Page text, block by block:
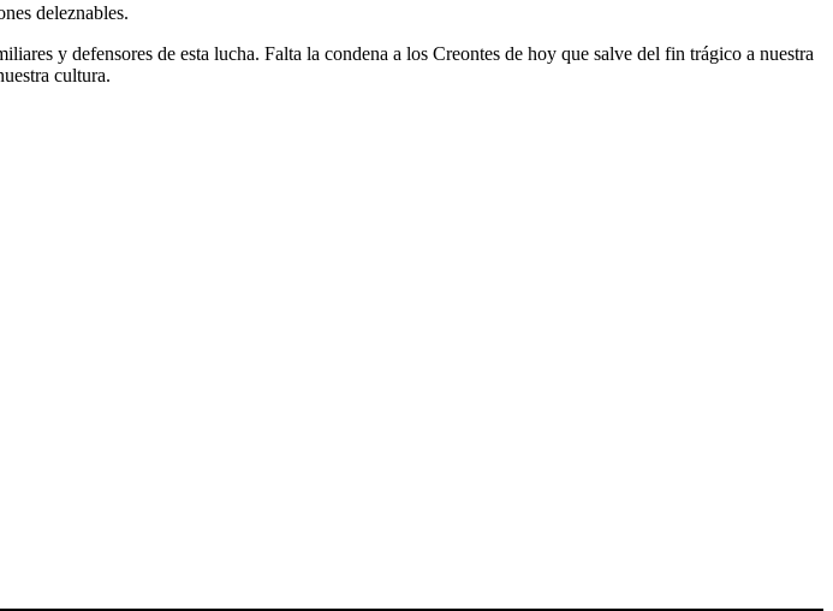
deleznables.
y defensores de esta lucha. Falta la condena a los Creontes de hoy que salve del fin trágico a nuestra
cultura.